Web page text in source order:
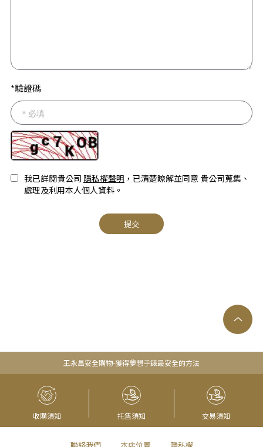
*驗證碼
我已詳閱貴公司 隱私權聲明 ，已清楚瞭解並同意 貴公司蒐集、
處理及利用本人個人資料。
提交
王永昌安全購物-獲得夢想手錶最安全的方法
收購須知 托售須知 交易須知